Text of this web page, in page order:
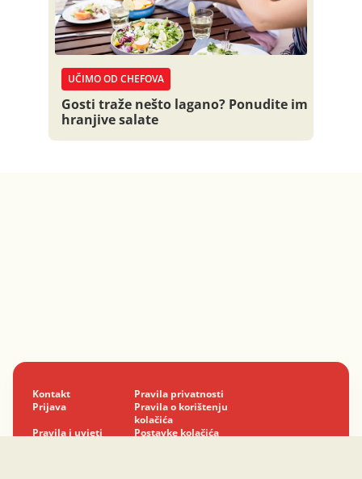
UČIMO OD CHEFOVA
Gosti traže nešto lagano? Ponudite im
hranjive salate
Kontakt
Pravila privatnosti
Prijava
Pravila o korištenju
kolačića
Pravila i uvjeti
Postavke kolačića